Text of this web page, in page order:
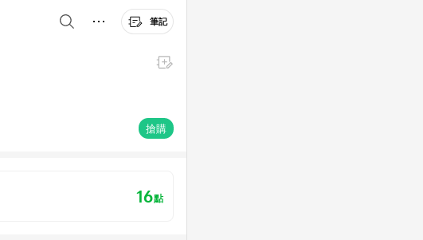
筆記
搶購
16點